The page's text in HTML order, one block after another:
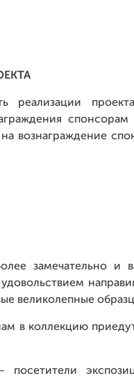
реализации
вознаграждение
замечательно
великолепные
в коллекцию